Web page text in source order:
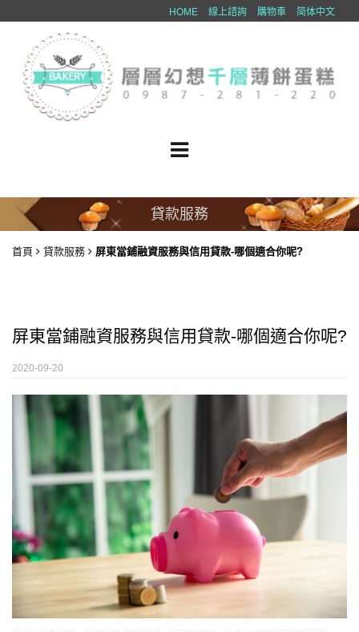
HOME 線上諮詢 購物車 简体中文
貸款服務
首頁 貸款服務 屏東當鋪融資服務與信用貸款-哪個適合你呢?
屏東當鋪融資服務與信用貸款-哪個適合你呢?
2020-09-20